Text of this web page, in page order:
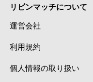
リビンマッチについて
運営会社
利用規約
個人情報の取り扱い